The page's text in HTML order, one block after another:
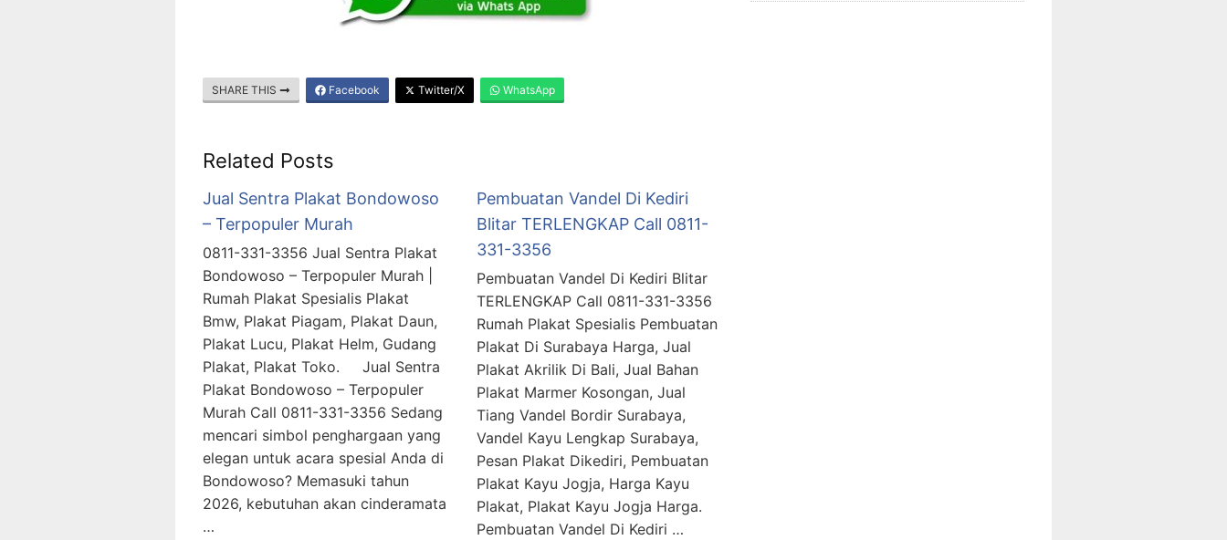
SHARE THIS Facebook Twitter/X WhatsApp
Related Posts
Jual Sentra Plakat Bondowoso
– Terpopuler Murah
0811-331-3356 Jual Sentra Plakat
Bondowoso – Terpopuler Murah |
Rumah Plakat Spesialis Plakat
Bmw, Plakat Piagam, Plakat Daun,
Plakat Lucu, Plakat Helm, Gudang
Plakat, Plakat Toko. Jual Sentra
Plakat Bondowoso – Terpopuler
Murah Call 0811-331-3356 Sedang
mencari simbol penghargaan yang
elegan untuk acara spesial Anda di
Bondowoso? Memasuki tahun
2026, kebutuhan akan cinderamata
…
Pembuatan Vandel Di Kediri
Blitar TERLENGKAP Call 0811-
331-3356
Pembuatan Vandel Di Kediri Blitar
TERLENGKAP Call 0811-331-3356
Rumah Plakat Spesialis Pembuatan
Plakat Di Surabaya Harga, Jual
Plakat Akrilik Di Bali, Jual Bahan
Plakat Marmer Kosongan, Jual
Tiang Vandel Bordir Surabaya,
Vandel Kayu Lengkap Surabaya,
Pesan Plakat Dikediri, Pembuatan
Plakat Kayu Jogja, Harga Kayu
Plakat, Plakat Kayu Jogja Harga.
Pembuatan Vandel Di Kediri …